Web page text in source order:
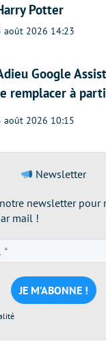
Potter
août 2026 14:23
Google
remplacer à
août 2026 10:15
Newsletter
newsletter pour
mail !
e-
mail
*